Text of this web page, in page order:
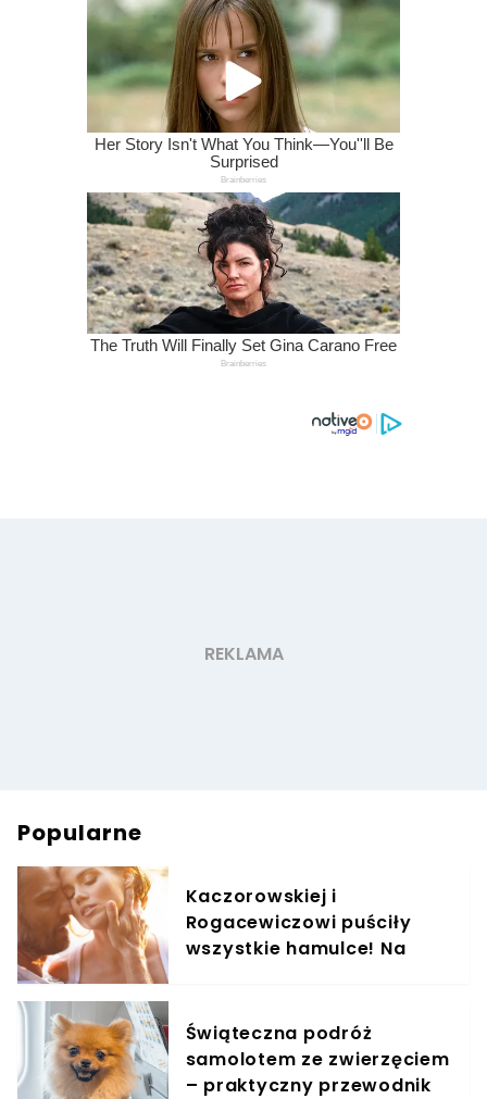
Popularne
Kaczorowskiej i
Rogacewiczowi puściły
wszystkie hamulce! Na
Świąteczna podróż
samolotem ze zwierzęciem
– praktyczny przewodnik